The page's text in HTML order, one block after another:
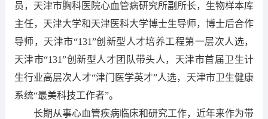
员，天津市胸科医院心血管病研究所副所长，生物样本库
主任，天津大学和天津医科大学博士生导师，博士后合作
导师，天津市“131”创新型人才培养工程第一层次人选，
天津市“131”创新型人才团队带头人，天津市首届卫生计
生行业高层次人才“津门医学英才”人选，天津市卫生健康
系统“最美科技工作者”。
长期从事心血管疾病临床和研究工作，近年来作为带